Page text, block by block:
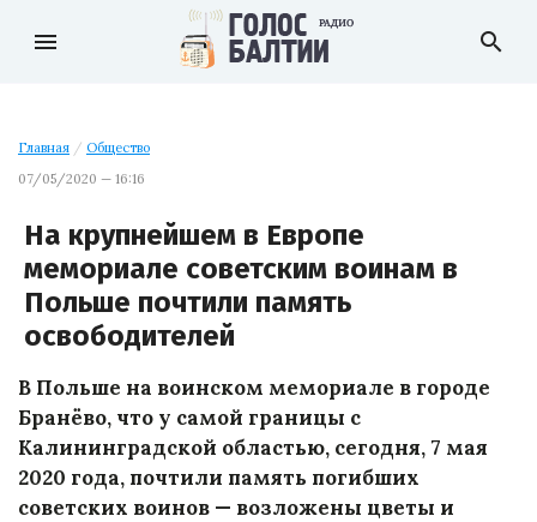
menu search
Главная / Общество
07/05/2020 — 16:16
На крупнейшем в Европе
мемориале советским воинам в
Польше почтили память
освободителей
В Польше на воинском мемориале в городе
Бранёво, что у самой границы с
Калининградской областью, сегодня, 7 мая
2020 года, почтили память погибших
советских воинов — возложены цветы и